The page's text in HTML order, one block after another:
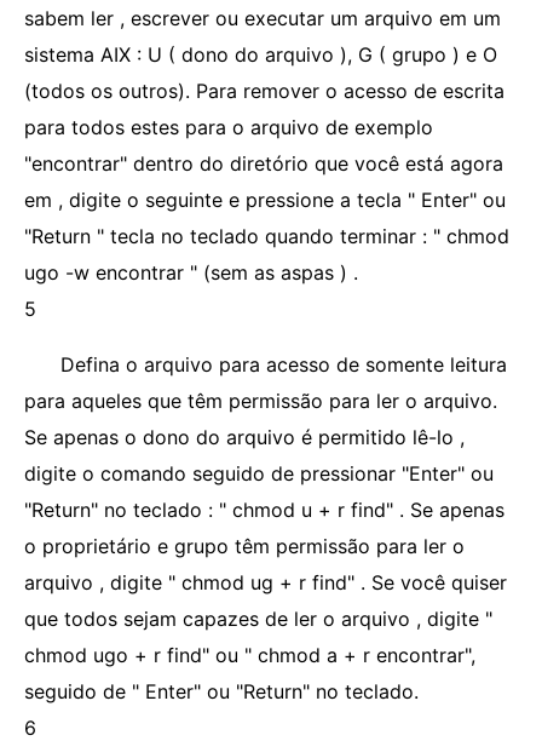
sabem ler , escrever ou executar um arquivo em um
sistema AIX : U ( dono do arquivo ), G ( grupo ) e O
(todos os outros). Para remover o acesso de escrita
para todos estes para o arquivo de exemplo
"encontrar" dentro do diretório que você está agora
em , digite o seguinte e pressione a tecla " Enter" ou
"Return " tecla no teclado quando terminar : " chmod
ugo -w encontrar " (sem as aspas ) .
5
Defina o arquivo para acesso de somente leitura
para aqueles que têm permissão para ler o arquivo.
Se apenas o dono do arquivo é permitido lê-lo ,
digite o comando seguido de pressionar "Enter" ou
"Return" no teclado : " chmod u + r find" . Se apenas
o proprietário e grupo têm permissão para ler o
arquivo , digite " chmod ug + r find" . Se você quiser
que todos sejam capazes de ler o arquivo , digite "
chmod ugo + r find" ou " chmod a + r encontrar",
seguido de " Enter" ou "Return" no teclado.
6